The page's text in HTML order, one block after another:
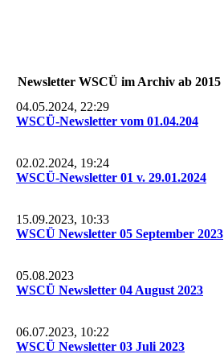
Newsletter WSCÜ im Archiv ab 2015
04.05.2024, 22:29
WSCÜ-Newsletter vom 01.04.204
02.02.2024, 19:24
WSCÜ-Newsletter 01 v. 29.01.2024
15.09.2023, 10:33
WSCÜ Newsletter 05 September 2023
05.08.2023
WSCÜ Newsletter 04 August 2023
06.07.2023, 10:22
WSCÜ Newsletter 03 Juli 2023